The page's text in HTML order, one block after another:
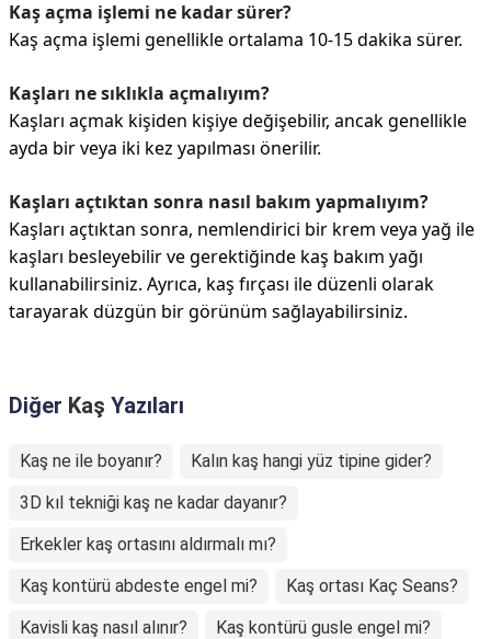
Kaş açma işlemi ne kadar sürer?
Kaş açma işlemi genellikle ortalama 10-15 dakika sürer.
Kaşları ne sıklıkla açmalıyım?
Kaşları açmak kişiden kişiye değişebilir, ancak genellikle
ayda bir veya iki kez yapılması önerilir.
Kaşları açtıktan sonra nasıl bakım yapmalıyım?
Kaşları açtıktan sonra, nemlendirici bir krem veya yağ ile
kaşları besleyebilir ve gerektiğinde kaş bakım yağı
kullanabilirsiniz. Ayrıca, kaş fırçası ile düzenli olarak
tarayarak düzgün bir görünüm sağlayabilirsiniz.
Diğer Kaş Yazıları
Kaş ne ile boyanır?
Kalın kaş hangi yüz tipine gider?
3D kıl tekniği kaş ne kadar dayanır?
Erkekler kaş ortasını aldırmalı mı?
Kaş kontürü abdeste engel mi?
Kaş ortası Kaç Seans?
Kavisli kaş nasıl alınır?
Kaş kontürü gusle engel mi?